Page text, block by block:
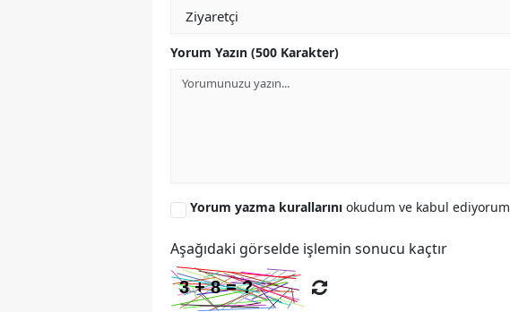
Yorum Yazın (500 Karakter)
Yorum yazma kurallarını okudum ve kabul ediyorum
Aşağıdaki görselde işlemin sonucu kaçtır